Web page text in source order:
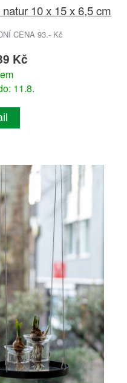
10 x 15 x 6,5 cm
CENA 93.- Kč
Kč
11.8.